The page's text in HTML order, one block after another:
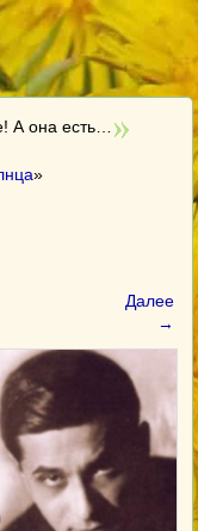
А она есть…
»
Далее
→